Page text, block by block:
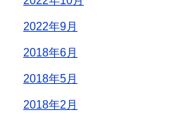
2022年9月
2018年6月
2018年5月
2018年2月